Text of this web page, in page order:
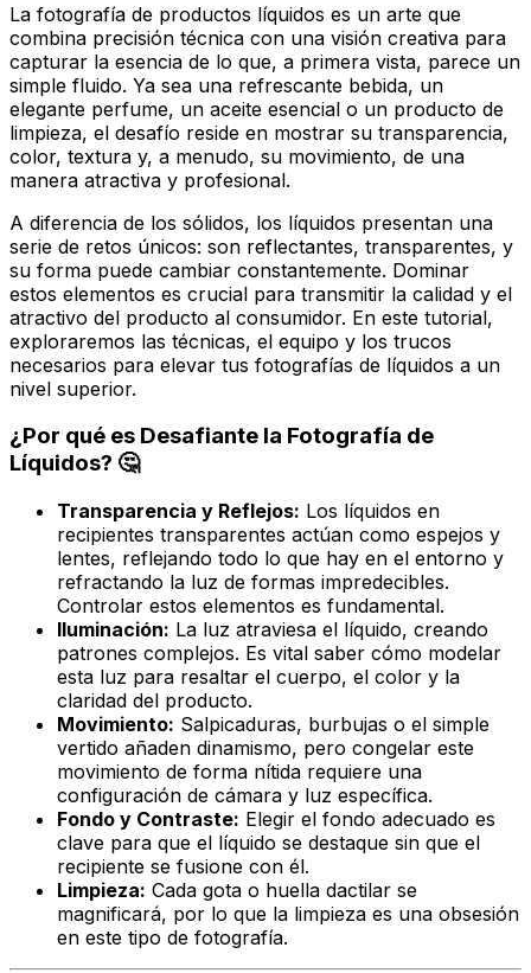
La fotografía de productos líquidos es un arte que
combina precisión técnica con una visión creativa para
capturar la esencia de lo que, a primera vista, parece un
simple fluido. Ya sea una refrescante bebida, un
elegante perfume, un aceite esencial o un producto de
limpieza, el desafío reside en mostrar su transparencia,
color, textura y, a menudo, su movimiento, de una
manera atractiva y profesional.
A diferencia de los sólidos, los líquidos presentan una
serie de retos únicos: son reflectantes, transparentes, y
su forma puede cambiar constantemente. Dominar
estos elementos es crucial para transmitir la calidad y el
atractivo del producto al consumidor. En este tutorial,
exploraremos las técnicas, el equipo y los trucos
necesarios para elevar tus fotografías de líquidos a un
nivel superior.
¿Por qué es Desafiante la Fotografía de
Líquidos? 🤔
Transparencia y Reflejos: Los líquidos en
recipientes transparentes actúan como espejos y
lentes, reflejando todo lo que hay en el entorno y
refractando la luz de formas impredecibles.
Controlar estos elementos es fundamental.
Iluminación: La luz atraviesa el líquido, creando
patrones complejos. Es vital saber cómo modelar
esta luz para resaltar el cuerpo, el color y la
claridad del producto.
Movimiento: Salpicaduras, burbujas o el simple
vertido añaden dinamismo, pero congelar este
movimiento de forma nítida requiere una
configuración de cámara y luz específica.
Fondo y Contraste: Elegir el fondo adecuado es
clave para que el líquido se destaque sin que el
recipiente se fusione con él.
Limpieza: Cada gota o huella dactilar se
magnificará, por lo que la limpieza es una obsesión
en este tipo de fotografía.